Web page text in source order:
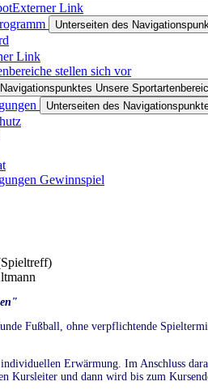
Externer Link
Unterseiten des
Link
stellen sich vor
Unsere
Unterseiten des
Gewinnspiel
Fußball, ohne verpflichtende
Erwärmung. Im Anschluss
Kursleiter und dann wird bis zum